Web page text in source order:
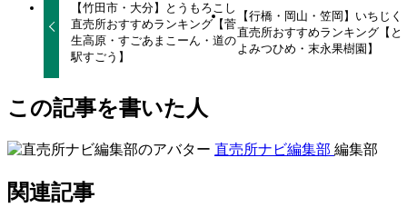
【竹田市・大分】とうもろこし
直売所おすすめランキング【菅
生高原・すごあまこーん・道の
駅すごう】
【行橋・岡山・笠岡】いちじく
直売所おすすめランキング【と
よみつひめ・末永果樹園】
この記事を書いた人
直売所ナビ編集部 編集部
関連記事